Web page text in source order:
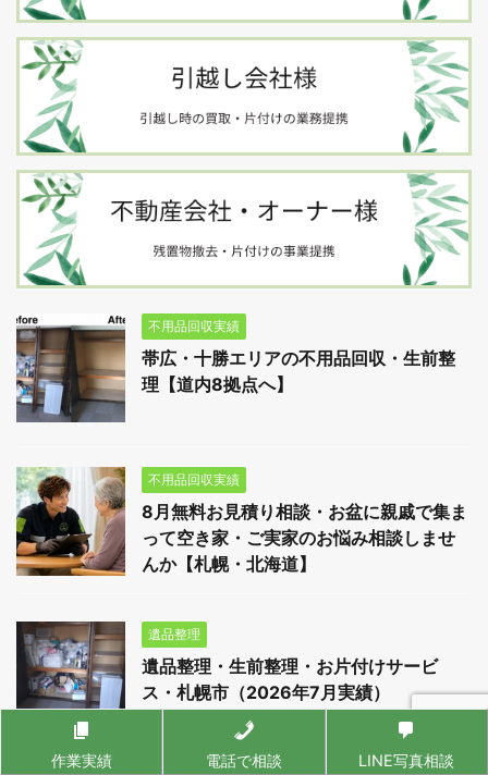
不用品回収実績
帯広・十勝エリアの不用品回収・生前整
理【道内8拠点へ】
不用品回収実績
8月無料お見積り相談・お盆に親戚で集ま
って空き家・ご実家のお悩み相談しませ
んか【札幌・北海道】
遺品整理
遺品整理・生前整理・お片付けサービ
ス・札幌市（2026年7月実績）
作業実績 電話で相談 LINE写真相談